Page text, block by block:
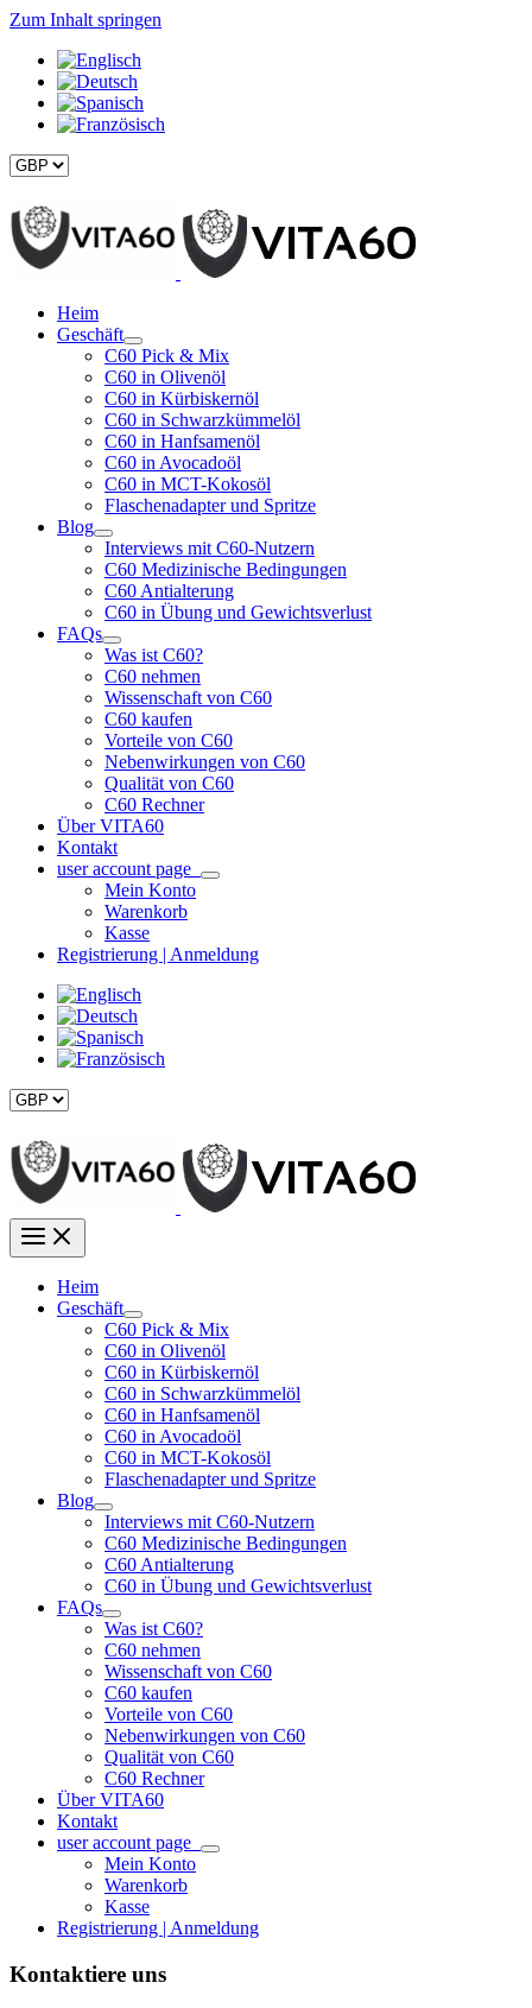
Zum Inhalt springen
Heim
Geschäft
C60 Pick & Mix
C60 in Olivenöl
C60 in Kürbiskernöl
C60 in Schwarzkümmelöl
C60 in Hanfsamenöl
C60 in Avocadoöl
C60 in MCT-Kokosöl
Flaschenadapter und Spritze
Blog
Interviews mit C60-Nutzern
C60 Medizinische Bedingungen
C60 Antialterung
C60 in Übung und Gewichtsverlust
FAQs
Was ist C60?
C60 nehmen
Wissenschaft von C60
C60 kaufen
Vorteile von C60
Nebenwirkungen von C60
Qualität von C60
C60 Rechner
Über VITA60
Kontakt
user account page
Mein Konto
Warenkorb
Kasse
Registrierung | Anmeldung
Heim
Geschäft
C60 Pick & Mix
C60 in Olivenöl
C60 in Kürbiskernöl
C60 in Schwarzkümmelöl
C60 in Hanfsamenöl
C60 in Avocadoöl
C60 in MCT-Kokosöl
Flaschenadapter und Spritze
Blog
Interviews mit C60-Nutzern
C60 Medizinische Bedingungen
C60 Antialterung
C60 in Übung und Gewichtsverlust
FAQs
Was ist C60?
C60 nehmen
Wissenschaft von C60
C60 kaufen
Vorteile von C60
Nebenwirkungen von C60
Qualität von C60
C60 Rechner
Über VITA60
Kontakt
user account page
Mein Konto
Warenkorb
Kasse
Registrierung | Anmeldung
Kontaktiere uns